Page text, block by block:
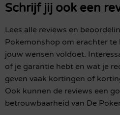
Schrijf jij ook een
Lees alle reviews en
Pokemonshop om erachter
jouw wensen voldoet.
of je garantie hebt en wat je
geven vaak kortingen of
Ook kunnen de reviews een
betrouwbaarheid van De